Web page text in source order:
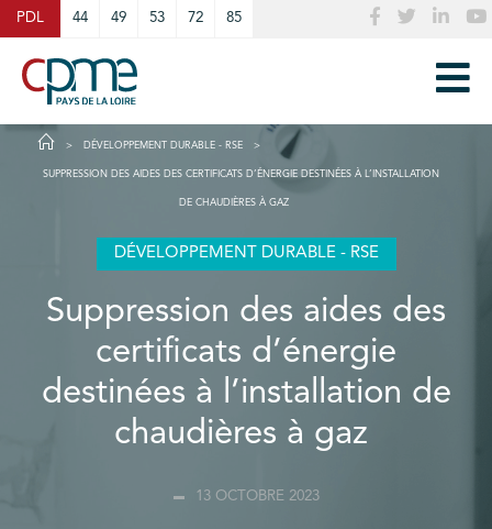
PDL 44 49 53 72 85
DÉVELOPPEMENT DURABLE - RSE
SUPPRESSION DES AIDES DES CERTIFICATS D’ÉNERGIE DESTINÉES À L’INSTALLATION
DE CHAUDIÈRES À GAZ
DÉVELOPPEMENT DURABLE - RSE
Suppression des aides des
certificats d’énergie
destinées à l’installation de
chaudières à gaz
13 OCTOBRE 2023
Cookies management panel